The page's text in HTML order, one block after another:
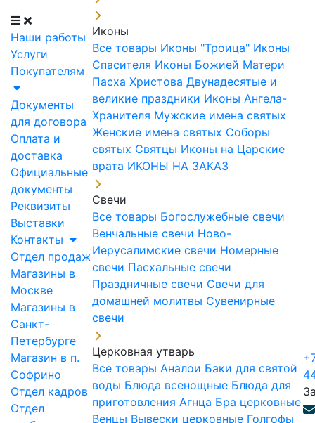
Наши работы
Услуги
Покупателям
Документы
для договора
Оплата и
доставка
Официальные
документы
Реквизиты
Выставки
Контакты
Отдел продаж
Магазины в
Москве
Магазины в
Санкт-
Петербурге
Магазин в п.
Софрино
Отдел кадров
Отдел
Иконы
Все товары Иконы "Троица" Иконы
Спасителя Иконы Божией Матери
Пасха Христова Двунадесятые и
великие праздники Иконы Ангела-
Хранителя Мужские имена святых
Женские имена святых Соборы
святых Святцы Иконы на Царские
врата ИКОНЫ НА ЗАКАЗ
Свечи
Все товары Богослужебные свечи
Венчальные свечи Ново-
Иерусалимские свечи Номерные
свечи Пасхальные свечи
Праздничные свечи Свечи для
домашней молитвы Сувенирные
свечи
Церковная утварь
Все товары Аналои Баки для святой
воды Блюда всенощные Блюда для
приготовления Агнца Бра церковные
Венцы Вывески церковные Голгофы